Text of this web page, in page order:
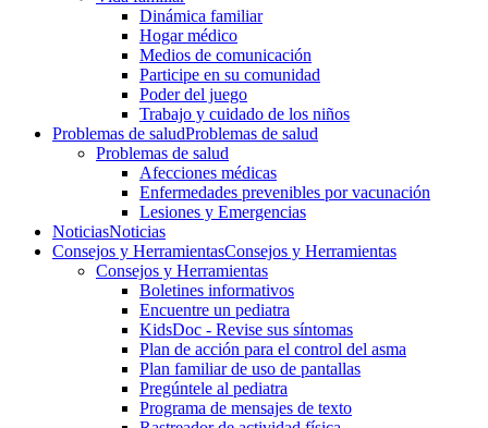
Dinámica familiar
Hogar médico
Medios de comunicación
Participe en su comunidad
Poder del juego
Trabajo y cuidado de los niños
Problemas de saludProblemas de salud
Problemas de salud
Afecciones médicas
Enfermedades prevenibles por vacunación
Lesiones y Emergencias
NoticiasNoticias
Consejos y HerramientasConsejos y Herramientas
Consejos y Herramientas
Boletines informativos
Encuentre un pediatra
KidsDoc - Revise sus síntomas
Plan de acción para el control del asma
Plan familiar de uso de pantallas
Pregúntele al pediatra
Programa de mensajes de texto